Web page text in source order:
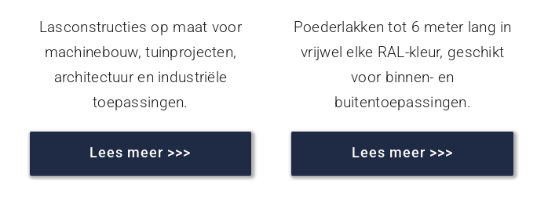
Lasconstructies op maat voor
machinebouw, tuinprojecten,
architectuur en industriële
toepassingen.
Lees meer >>>
Poederlakken tot 6 meter lang in
vrijwel elke RAL-kleur, geschikt
voor binnen- en
buitentoepassingen.
Lees meer >>>